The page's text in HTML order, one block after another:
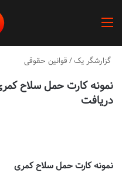
گزارشگر یک/ قوانین حقوقی
نمونه کارت حمل سلاح
دریافت
نمونه کارت حمل سلاح کمری